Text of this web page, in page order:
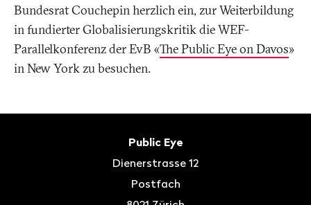
Bundesrat Couchepin herzlich ein, zur Weiterbildung
in fundierter Globalisierungskritik die WEF-
Parallelkonferenz der EvB «The Public Eye on Davos»
in New York zu besuchen.
Public Eye
Dienerstrasse 12
Postfach